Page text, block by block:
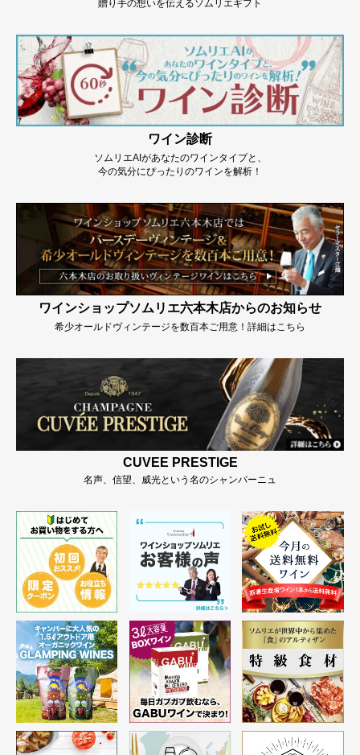
贈り手の想いを伝えるソムリエギフト
ワイン診断
ソムリエAIがあなたのワインタイプと、
今の気分にぴったりのワインを解析！
ワインショップソムリエ六本木店からのお知らせ
希少オールドヴィンテージを数百本ご用意！詳細はこちら
CUVEE PRESTIGE
名声、信望、威光という名のシャンパーニュ